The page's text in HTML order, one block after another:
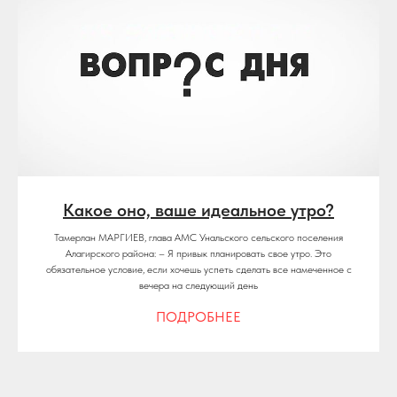
Какое оно, ваше идеальное утро?
Тамерлан МАРГИЕВ, глава АМС Унальского сельского поселения
Алагирского района: – Я привык планировать свое утро. Это
обязательное условие, если хочешь успеть сделать все намеченное с
вечера на следующий день
ПОДРОБНЕЕ